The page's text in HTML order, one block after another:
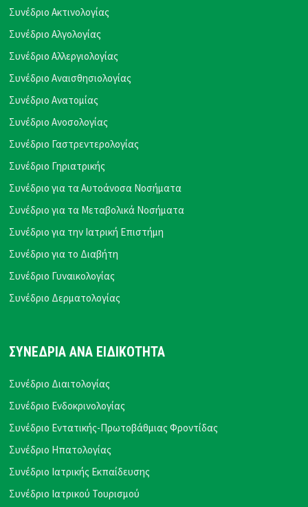
Συνέδριο Ακτινολογίας
Συνέδριο Αλγολογίας
Συνέδριο Αλλεργιολογίας
Συνέδριο Αναισθησιολογίας
Συνέδριο Ανατομίας
Συνέδριο Ανοσολογίας
Συνέδριο Γαστρεντερολογίας
Συνέδριο Γηριατρικής
Συνέδριο για τα Αυτοάνοσα Νοσήματα
Συνέδριο για τα Μεταβολικά Νοσήματα
Συνέδριο για την Ιατρική Επιστήμη
Συνέδριο για το Διαβήτη
Συνέδριο Γυναικολογίας
Συνέδριο Δερματολογίας
ΣΥΝΕΔΡΙΑ ΑΝΑ ΕΙΔΙΚΟΤΗΤΑ
Συνέδριο Διαιτολογίας
Συνέδριο Ενδοκρινολογίας
Συνέδριο Εντατικής-Πρωτοβάθμιας Φροντίδας
Συνέδριο Ηπατολογίας
Συνέδριο Ιατρικής Εκπαίδευσης
Συνέδριο Ιατρικού Τουρισμού